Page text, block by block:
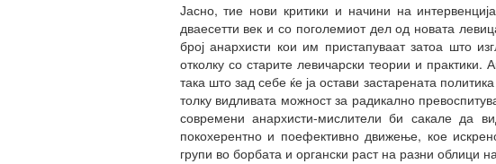
Јасно, тие нови критики и начини на
дваесетти век и со поголемиот дел од новата
број анархисти кои им пристапуваат затоа што
отколку со старите левичарски теории и
така што зад себе ќе ја остави застарената
толку видливата можност за радикално
современи анархисти-мислители би сакале да
покохерентно и поефективно движење, кое
групи во борбата и органски раст на разни облици